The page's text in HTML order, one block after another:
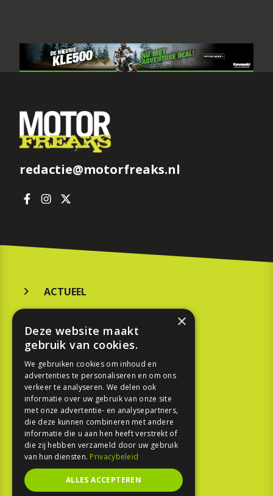
redactie@motorfreaks.nl
ACTUEEL
KOOPGIDS
TESTEN
SPORT
REPORTAGE
TOUREN
NIEUWSBRIEF
×
Deze website maakt
gebruik van cookies.
We gebruiken cookies om inhoud en
advertenties te personaliseren en om ons
verkeer te analyseren. We delen ook
informatie over uw gebruik van onze site
met onze advertentie- en analysepartners,
die deze kunnen combineren met andere
informatie die u aan hen heeft verstrekt of
die zij hebben verzameld door uw gebruik
van hun diensten. Privacybeleid
ALLES ACCEPTEREN